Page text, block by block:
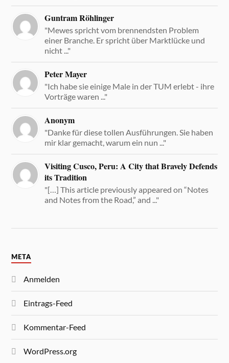
Guntram Röhlinger
"Mewes spricht vom brennendsten Problem
einer Branche. Er spricht über Marktlücke und
nicht ..."
Peter Mayer
"Ich habe sie einige Male in der TUM erlebt - ihre
Vorträge waren ..."
Anonym
"Danke für diese tollen Ausführungen. Sie haben
mir klar gemacht, warum ein nun ..."
Visiting Cusco, Peru: A City that Bravely Defends
its Tradition
"[…] This article previously appeared on “Notes
and Notes from the Road,” and ..."
META
Anmelden
Eintrags-Feed
Kommentar-Feed
WordPress.org